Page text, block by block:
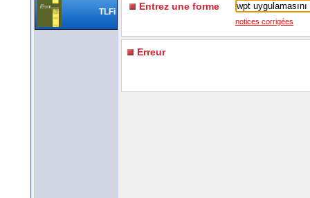
TLFi Entrez une forme
notices corrigées
Erreur